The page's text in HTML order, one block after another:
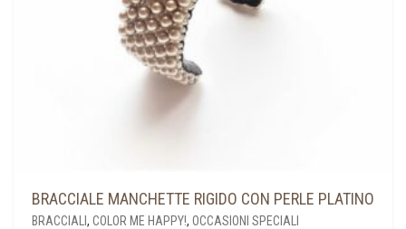
BRACCIALE MANCHETTE RIGIDO CON PERLE PLATINO
BRACCIALI , COLOR ME HAPPY!, OCCASIONI SPECIALI